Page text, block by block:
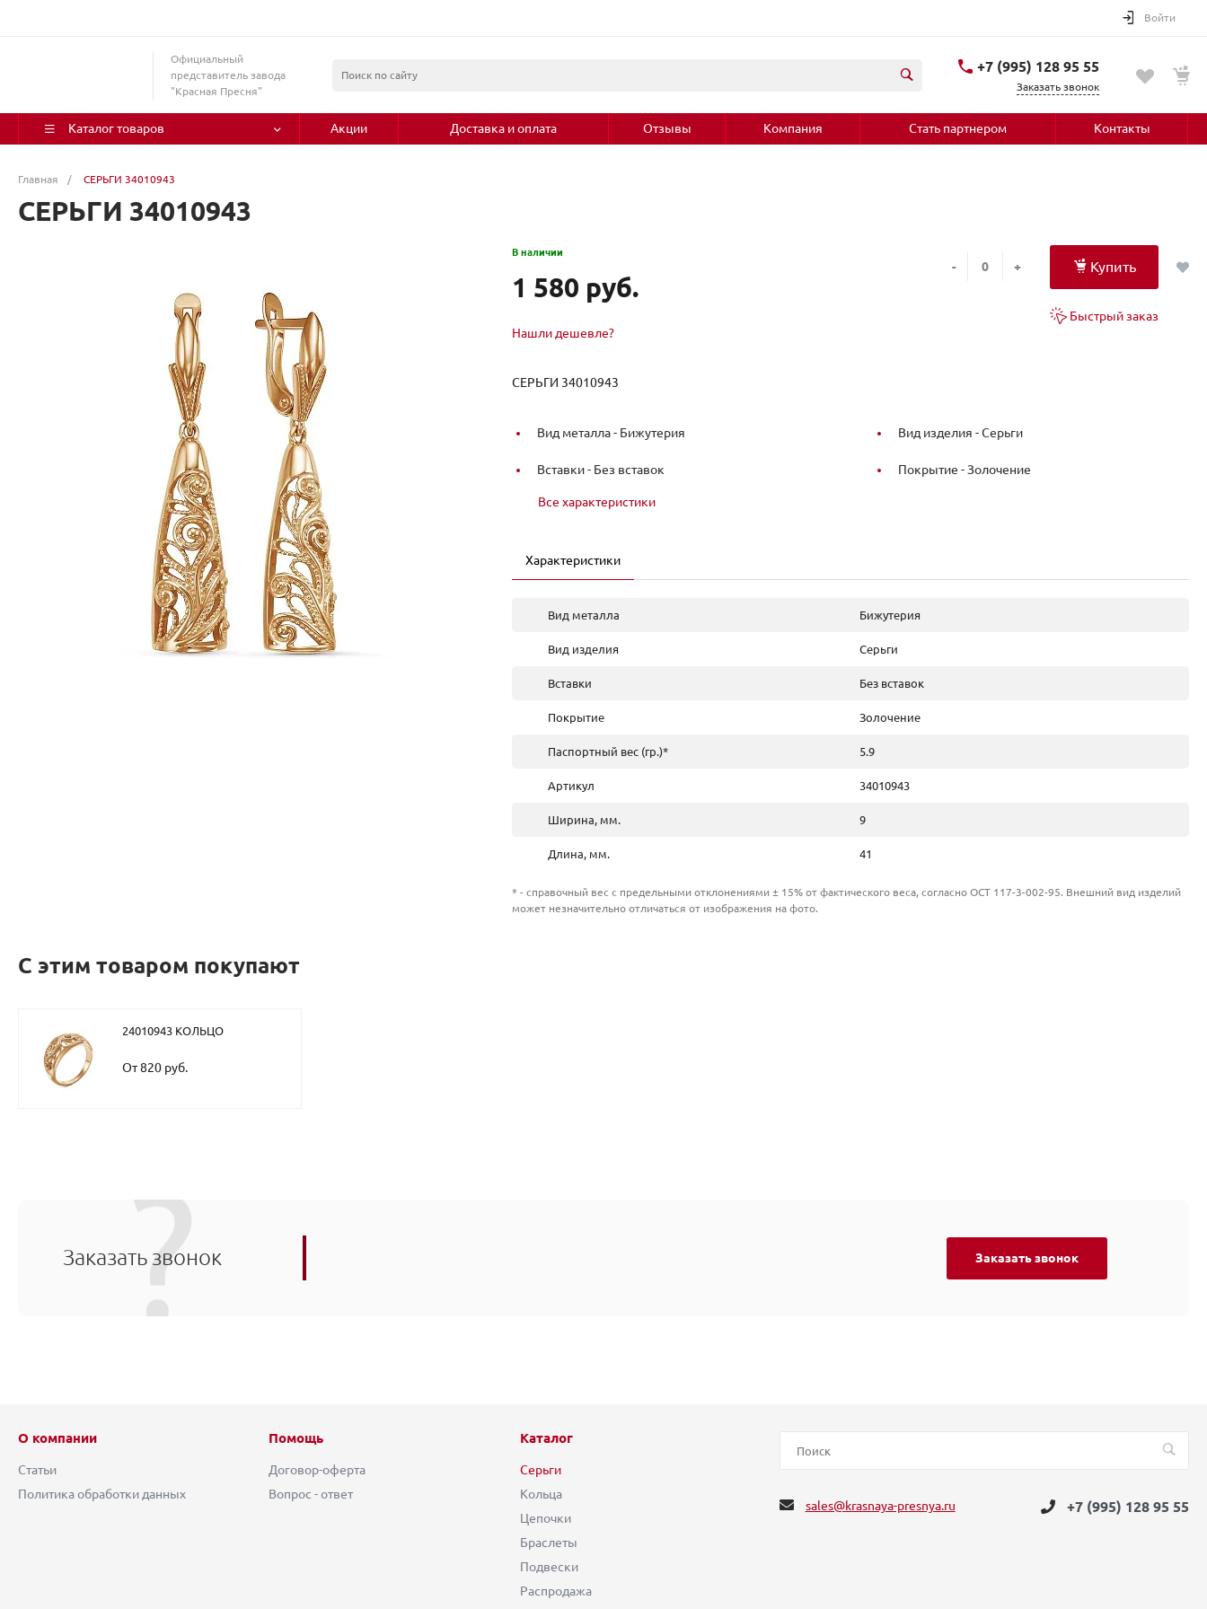
Войти
Официальный
представитель завода
"Красная Пресня"
+7 (995) 128 95 55
Заказать звонок
Каталог товаров Акции Доставка и оплата Отзывы Компания Стать партнером Контакты
Главная / СЕРЬГИ 34010943
СЕРЬГИ 34010943
В наличии
1 580 руб.
Нашли дешевле?
- + Купить
Быстрый заказ
СЕРЬГИ 34010943
Вид металла - Бижутерия Вид изделия -Серьги
Вставки - Без вставок Покрытие -Золочение
Все характеристики
Характеристики
Вид металла Бижутерия
Вид изделия Серьги
Вставки Без вставок
Покрытие Золочение
Паспортный вес (гр.)* 5.9
Артикул 34010943
Ширина, мм. 9
Длина, мм. 41
* - справочный вес с предельными отклонениями ± 15% от фактического веса, согласно ОСТ 117-3-002-95. Внешний вид изделий
может незначительно отличаться от изображения на фото.
С этим товаром покупают
24010943 КОЛЬЦО
От 820 руб.
Заказать звонок Заказать звонок
О компании
Статьи
Политика обработки данных
Помощь
Договор-оферта
Вопрос - ответ
Каталог
Серьги
Кольца
Цепочки
Браслеты
Подвески
Распродажа
sales@krasnaya-presnya.ru +7 (995) 128 95 55